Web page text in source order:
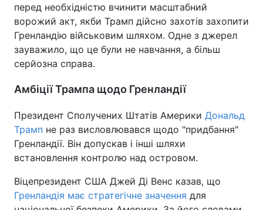
перед необхідністю вчинити масштабний
ворожий акт, якби Трамп дійсно захотів захопити
Гренландію військовим шляхом. Одне з джерел
зауважило, що це були не навчання, а більш
серйозна справа.
Амбіції Трампа щодо Гренландії
Президент Сполучених Штатів Америки Дональд
Трамп не раз висловлювався щодо "придбання"
Гренландії. Він допускав і інші шляхи
встановлення контролю над островом.
Віцепрезидент США Джей Ді Венс казав, що
Гренландія має стратегічне значення для